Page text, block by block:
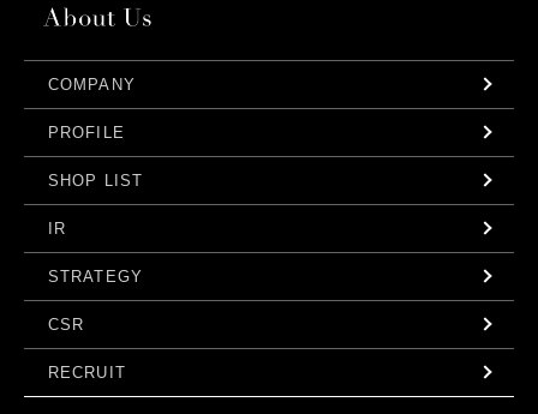
COMPANY
PROFILE
SHOP LIST
IR
STRATEGY
CSR
RECRUIT